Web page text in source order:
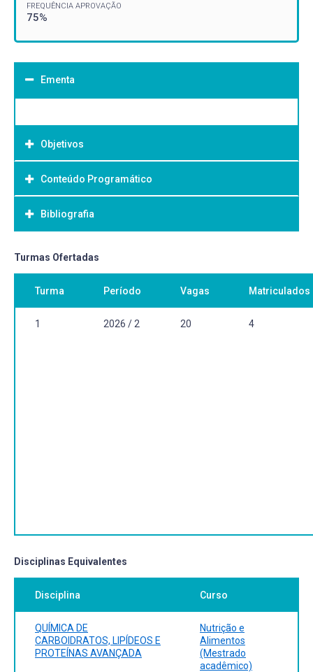
FREQUÊNCIA APROVAÇÃO
75%
Ementa
Objetivos
Objetivo Geral:
Conteúdo Programático
Bibliografia
Bibliografia Básica:
Turmas Ofertadas
Turma Período Vagas Matriculados
1 2026 / 2 20 4
Disciplinas Equivalentes
Disciplina Curso
QUÍMICA DE
CARBOIDRATOS, LIPÍDEOS E
PROTEÍNAS AVANÇADA
Nutrição e
Alimentos
(Mestrado
acadêmico)